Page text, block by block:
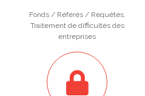
Fonds / Référés / Requêtes.
Traitement de difficultés des
entreprises